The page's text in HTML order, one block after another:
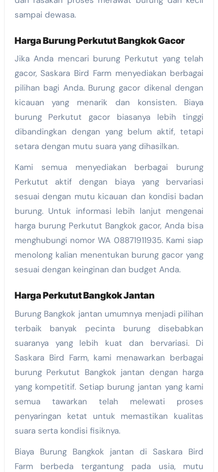
sampai dewasa.
Harga Burung Perkutut Bangkok Gacor
Jika Anda mencari burung Perkutut yang telah
gacor, Saskara Bird Farm menyediakan berbagai
pilihan bagi Anda. Burung gacor dikenal dengan
kicauan yang menarik dan konsisten. Biaya
burung Perkutut gacor biasanya lebih tinggi
dibandingkan dengan yang belum aktif, tetapi
setara dengan mutu suara yang dihasilkan.
Kami semua menyediakan berbagai burung
Perkutut aktif dengan biaya yang bervariasi
sesuai dengan mutu kicauan dan kondisi badan
burung. Untuk informasi lebih lanjut mengenai
harga burung Perkutut Bangkok gacor, Anda bisa
menghubungi nomor WA 08871911935. Kami siap
menolong kalian menentukan burung gacor yang
sesuai dengan keinginan dan budget Anda.
Harga Perkutut Bangkok Jantan
Burung Bangkok jantan umumnya menjadi pilihan
terbaik banyak pecinta burung disebabkan
suaranya yang lebih kuat dan bervariasi. Di
Saskara Bird Farm, kami menawarkan berbagai
burung Perkutut Bangkok jantan dengan harga
yang kompetitif. Setiap burung jantan yang kami
semua tawarkan telah melewati proses
penyaringan ketat untuk memastikan kualitas
suara serta kondisi fisiknya.
Biaya Burung Bangkok jantan di Saskara Bird
Farm berbeda tergantung pada usia, mutu